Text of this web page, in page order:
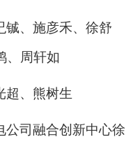
铖、施彦禾、徐舒
、周轩如
超、熊树生
公司融合创新中心徐